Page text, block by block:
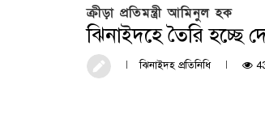
ক্রীড়া প্রতিমন্ত্রী আমিনুল হক
ঝিনাইদহে তৈরি হচ্ছে
ঝিনাইদহ প্রতিনিধি